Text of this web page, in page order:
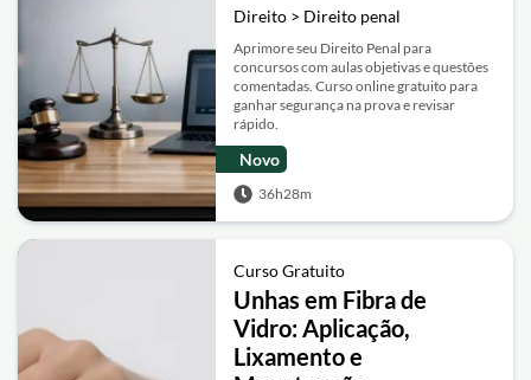
Direito > Direito penal
Aprimore seu Direito Penal para
concursos com aulas objetivas e questões
comentadas. Curso online gratuito para
ganhar segurança na prova e revisar
rápido.
Novo
36h28m
Curso Gratuito
Unhas em Fibra de
Vidro: Aplicação,
Lixamento e